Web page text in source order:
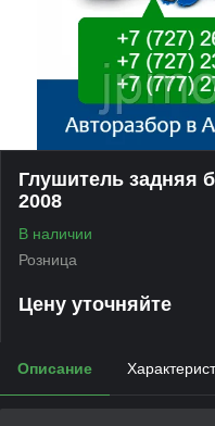
Глушитель задняя
2008
В наличии
Розница
Цену уточняйте
Описание